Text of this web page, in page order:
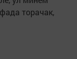
торачак,